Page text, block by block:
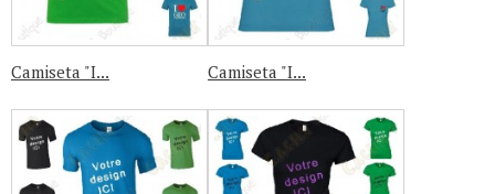
Camiseta "I... Camiseta "I...